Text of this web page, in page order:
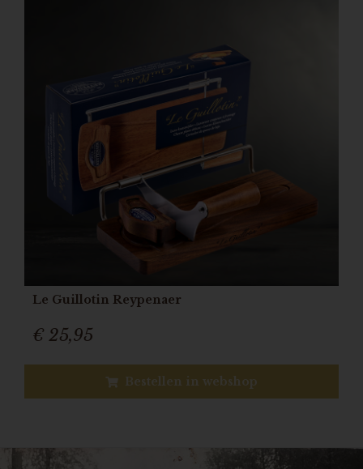
Le Guillotin Reypenaer
€ 25,95
Bestellen in webshop
Previous